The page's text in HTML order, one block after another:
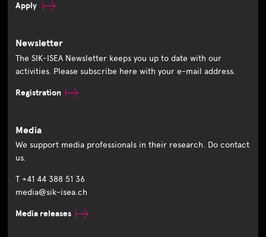
Apply
Newsletter
The SIK-ISEA Newsletter keeps you up to date with our
activities. Please subscribe here with your e-mail address.
Registration
Media
We support media professionals in their research. Do contact
us.
T +41 44 388 51 36
media@sik-isea.ch
Media releases